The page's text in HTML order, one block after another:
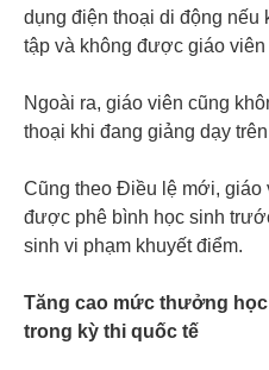
dụng điện thoại di động nếu
tập và không được giáo viên
Ngoài ra, giáo viên cũng
thoại khi đang giảng dạy
Cũng theo Điều lệ mới, giáo
được phê bình học sinh
sinh vi phạm khuyết điểm.
Tăng cao mức thưởng
trong kỳ thi quốc tế